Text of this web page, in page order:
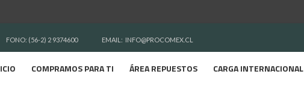
FONO: (56-2) 2 9374600 EMAIL: INFO@PROCOMEX.CL
COMPRAMOS PARA TI ÁREA REPUESTOS CARGA INTERNACIONAL